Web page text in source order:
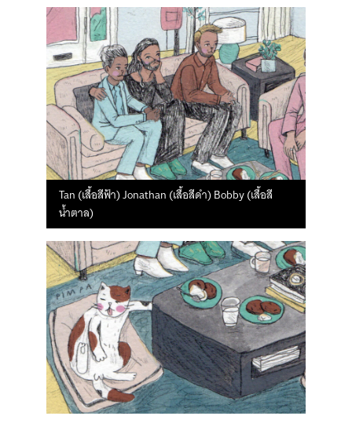
Tan (เสื้อสีฟ้า) Jonathan (เสื้อสีดำ) Bobby (เสื้อสี
น้ำตาล)